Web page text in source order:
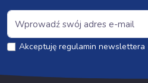
Akceptuję regulamin newslettera